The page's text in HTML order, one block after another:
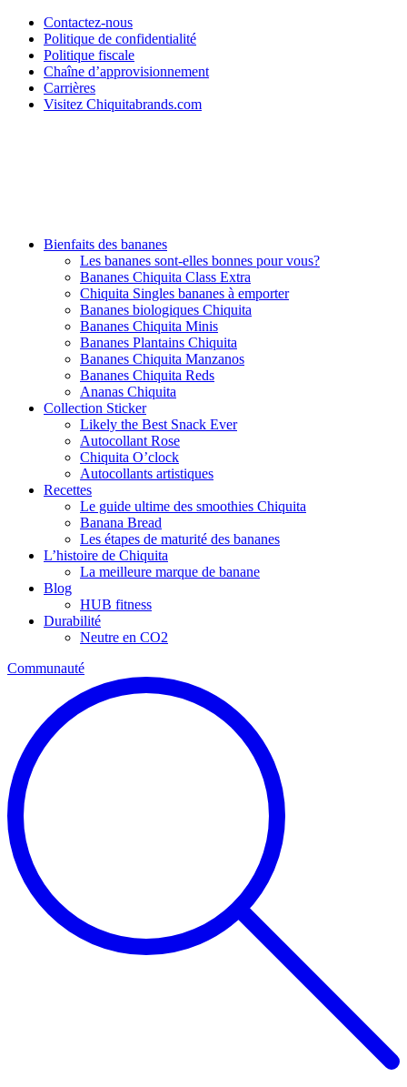
Contactez-nous
Politique de confidentialité
Politique fiscale
Chaîne d’approvisionnement
Carrières
Visitez Chiquitabrands.com
Bienfaits des bananes
Les bananes sont-elles bonnes pour vous?
Bananes Chiquita Class Extra
Chiquita Singles bananes à emporter
Bananes biologiques Chiquita
Bananes Chiquita Minis
Bananes Plantains Chiquita
Bananes Chiquita Manzanos
Bananes Chiquita Reds
Ananas Chiquita
Collection Sticker
Likely the Best Snack Ever
Autocollant Rose
Chiquita O’clock
Autocollants artistiques
Recettes
Le guide ultime des smoothies Chiquita
Banana Bread
Les étapes de maturité des bananes
L’histoire de Chiquita
La meilleure marque de banane
Blog
HUB fitness
Durabilité
Neutre en CO2
Communauté